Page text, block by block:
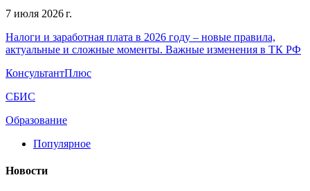
7 июля 2026 г.
Налоги и заработная плата в 2026 году – новые правила,
актуальные и сложные моменты. Важные изменения в ТК РФ
КонсультантПлюс
СБИС
Образование
Популярное
Новости